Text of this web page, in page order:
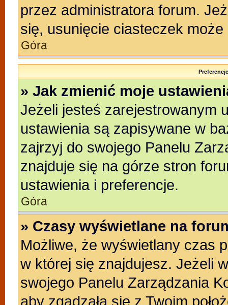
przez administratora forum.
się, usunięcie ciasteczek może
Góra
» Jak zmienić moje
Jeżeli jesteś zarejestrowanym
ustawienia są zapisywane w
zajrzyj do swojego Panelu
znajduje się na górze stron
ustawienia i preferencje.
Góra
» Czasy wyświetlane na
Możliwe, że wyświetlany czas
w której się znajdujesz. Jeżeli
swojego Panelu Zarządzania
aby zgadzała się z Twoim